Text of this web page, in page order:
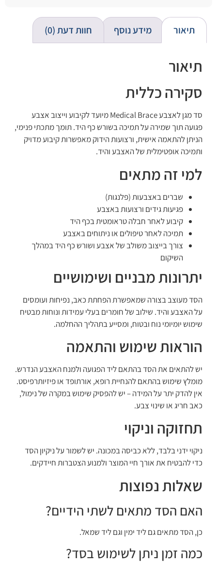
תיאור מידע נוסף חוות דעת (0)
תיאור
סקירה כללית
סד מגן לאצבע Medical Brace מיועד לקיבוע וייצוב אצבע
פגועה תוך שמירה על תמיכה בשורש כף היד. תומך מתכתי פנימי,
הניתן להתאמה אישית, ורצועות הידוק מאפשרות קיבוע מדויק
ותמיכה אופטימלית של האצבע והיד.
למי זה מתאים
שברים באצבעות (פלנגות)
פגיעות גידים ורצועות באצבע
קיבוע לאחר חבלה טראומטית בכף היד
תמיכה לאחר טיפולים או ניתוחים באצבע
צורך בייצוב משולב של אצבע ושורש כף היד במהלך
השיקום
יתרונות מבניים ושימושיים
הסד מעוצב בצורה שמאפשרת הפחתת כאב, נפיחות ועומסים
על האצבע והיד. שילוב של חומרים בעלי עמידות ונוחות מבטיח
שימוש יומיומי נוח ובטוח, ומסייע בתהליך ההחלמה.
הוראות שימוש והתאמה
יש להתאים את הסד בהתאם ליד הפגועה ולמנח האצבע הנדרש.
מומלץ שימוש בהתאם להנחיית רופא, אורתופד או פיזיותרפיסט.
אין להדק יתר על המידה – יש להפסיק שימוש במקרה של נימול,
כאב חריג או שינוי צבע.
תחזוקה וניקוי
ניקוי ידני בלבד, ללא כביסה במכונה. יש לשמור על ניקיון הסד
כדי להבטיח את אורך חיי המוצר ולמנוע הצטברות חיידקים.
שאלות נפוצות
האם הסד מתאים לשתי הידיים?
כן, הסד מתאים גם ליד ימין וגם ליד שמאל.
כמה זמן ניתן לשימוש בסד?